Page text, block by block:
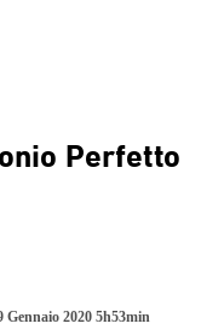
Perfetto
Gennaio 2020 5h53min